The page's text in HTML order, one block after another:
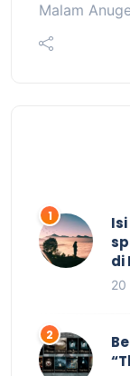
Malam
di
20